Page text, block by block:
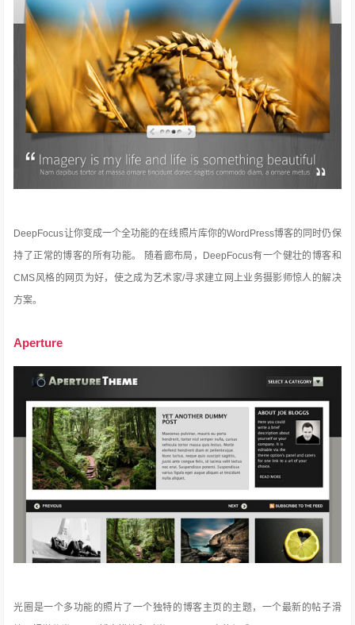
DeepFocus让你变成一个全功能的在线照片库你的WordPress博客的同时仍保
持了正常的博客的所有功能。
随着廊布局，DeepFocus有一个健壮的博客和
CMS风格的网页为好，使之成为艺术家/寻求建立网上业务摄影师惊人的解决
方案。
Aperture
光圈是一个多功能的照片了一个独特的博客主页的主题，一个最新的帖子滑